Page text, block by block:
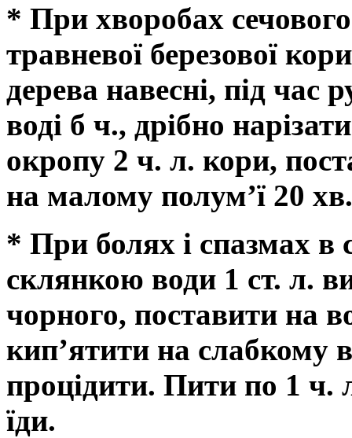
* При хворобах
травневої березової
дерева навесні, під час
воді б ч., дрібно
окропу 2 ч. л. кори,
на малому полум’ї 20
* При болях і спазмах в
склянкою води 1 ст. л.
чорного, поставити на
кип’ятити на слабкому
процідити. Пити по 1 ч.
їди.